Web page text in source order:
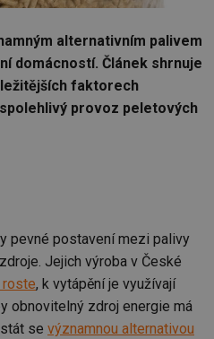
alternativním palivem
domácností. Článek shrnuje
faktorech
provoz peletových
pevné postavení mezi palivy
Jejich výroba v České
roste, k vytápění je využívají
obnovitelný zdroj energie má
se významnou alternativou